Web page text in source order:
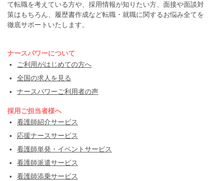
て転職を考えている方や、採用情報が知りたい方、面接や面談対
策はもちろん、履歴書作成など転職・就職に関するお悩み全てを
徹底サポートいたします。
ナースパワーについて
ご利用がはじめての方へ
全国の求人を見る
ナースパワーご利用者の声
採用ご担当者様へ
看護師紹介サービス
応援ナースサービス
看護師単発・イベントサービス
看護師派遣サービス
看護師添乗サービス